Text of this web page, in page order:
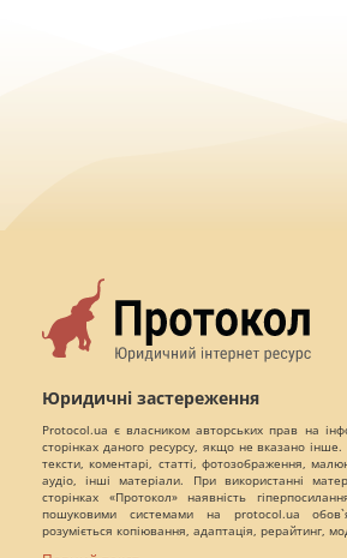
Юридичні застереження
Protocol.ua є власником авторських прав на
сторінках даного ресурсу, якщо не вказано
тексти, коментарі, статті, фотозображення,
аудіо, інші матеріали. При використанні
сторінках «Протокол» наявність
пошуковими системами на protocol.ua
розуміється копіювання, адаптація, рерайтинг,